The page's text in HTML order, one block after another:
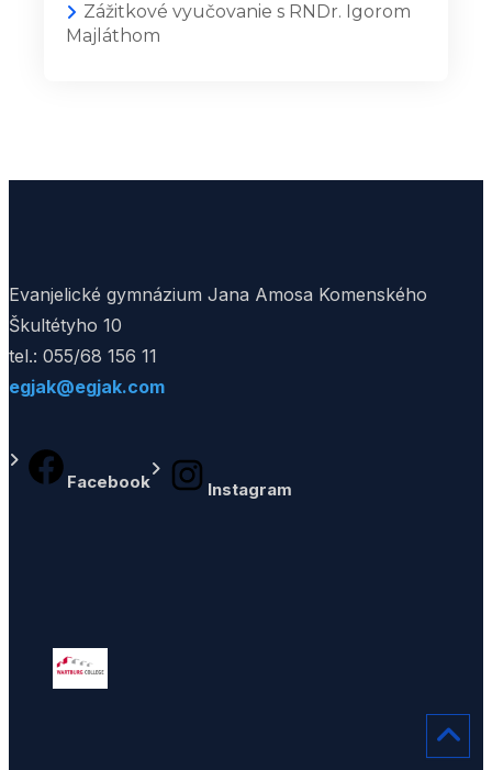
Zážitkové vyučovanie s RNDr. Igorom
Majláthom
Evanjelické gymnázium Jana Amosa Komenského
Škultétyho 10
tel.: 055/68 156 11
egjak@egjak.com
Facebook Instagram